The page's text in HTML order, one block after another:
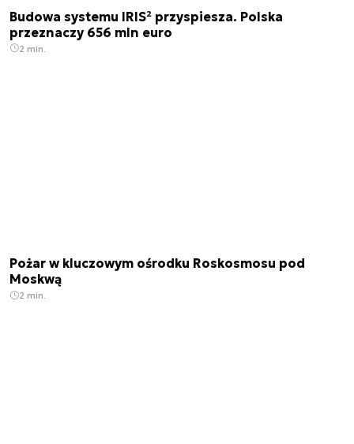
Budowa systemu IRIS² przyspiesza. Polska
przeznaczy 656 mln euro
2 min.
Pożar w kluczowym ośrodku Roskosmosu pod
Moskwą
2 min.